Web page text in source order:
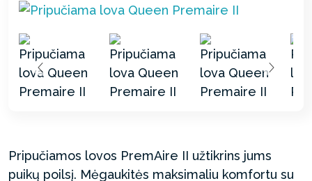
Pripučiamos lovos PremAire II užtikrins jums
puikų poilsį. Mėgaukitės maksimaliu komfortu su